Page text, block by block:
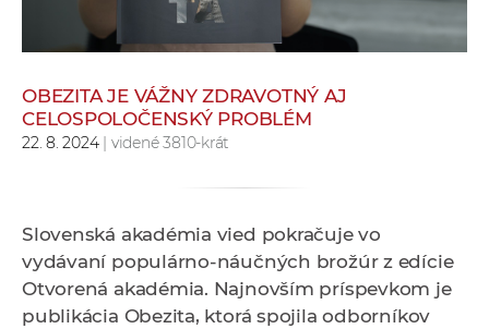
í
č
k
OBEZITA JE VÁŽNY ZDRAVOTNÝ AJ
CELOSPOLOČENSKÝ PROBLÉM
22. 8. 2024| videné 3810-krát
Slovenská akadémia vied pokračuje vo
vydávaní populárno-náučných brožúr z edície
Otvorená akadémia. Najnovším príspevkom je
publikácia Obezita, ktorá spojila odborníkov